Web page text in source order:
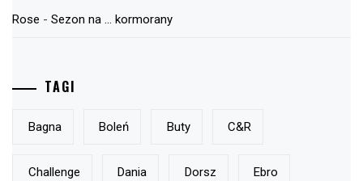
Rose - Sezon na … kormorany
TAGI
Bagna Boleń Buty C&r
Challenge Dania Dorsz Ebro